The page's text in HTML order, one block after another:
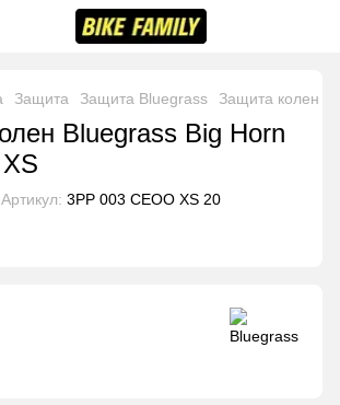
Защита Защита Bluegrass Защита колен
Bluegrass Big Horn
Артикул: 3PP 003 CEOO XS 20